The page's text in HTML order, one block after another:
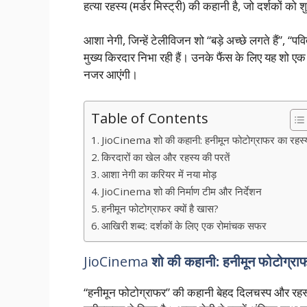
हत्या रहस्य (मर्डर मिस्ट्री) की कहानी है, जो
आशा नेगी, जिन्हें टेलीविजन शो “बड़े अच्छे लगते हैं”,
मुख्य किरदार निभा रही हैं। उनके फैंस के लिए यह शो
नजर आएंगी।
Table of Contents
JioCinema शो की कहानी: हनीमून फोटोग्राफर का
किरदारों का खेल और रहस्य की परतें
आशा नेगी का करियर में नया मोड़
JioCinema शो की निर्माण टीम और निर्देशन
हनीमून फोटोग्राफर क्यों है खास?
आखिरी शब्द: दर्शकों के लिए एक रोमांचक सफर
JioCinemaशो की कहानी: हनीमून
“हनीमून फोटोग्राफर” की कहानी बेहद दिलचस्प और